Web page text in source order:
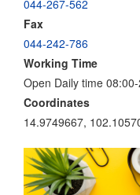
044-267-562
Fax
044-242-786
Working Time
Open Daily time
Coordinates
14.9749667,